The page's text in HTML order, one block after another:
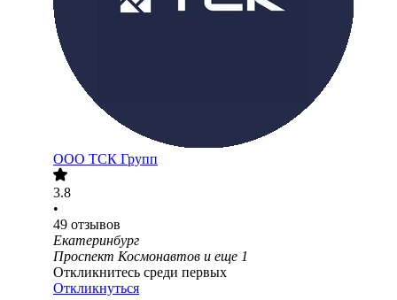
ООО ТСК Групп
3.8
•
49 отзывов
Екатеринбург
Проспект Космонавтов и еще 1
Откликнитесь среди первых
Откликнуться